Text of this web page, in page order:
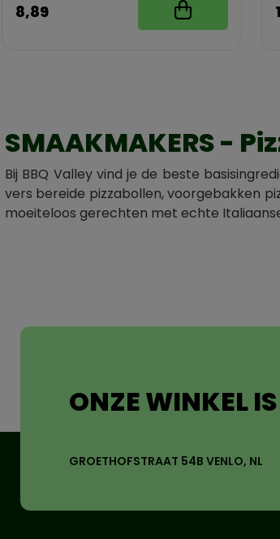
8,89
SMAAKMAKERS -
Bij BBQ Valley vind je de beste
vers bereide pizzabollen, voorgebakken
moeiteloos gerechten met echte
ONZE WINKEL
GROETHOFSTRAAT 54B VENLO, NL